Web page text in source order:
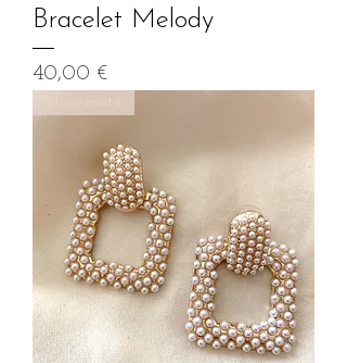
Bracelet Melody
Prix
40,00 €